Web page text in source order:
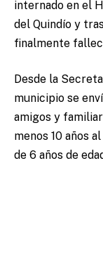
internado en el
del Quindío y
finalmente
Desde la
municipio se
amigos y
menos 10 años
de 6 años de